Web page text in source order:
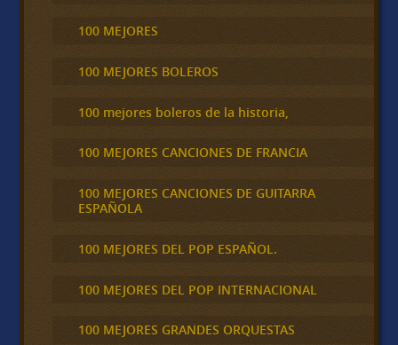
100 MEJORES
100 MEJORES BOLEROS
100 mejores boleros de la historia,
100 MEJORES CANCIONES DE FRANCIA
100 MEJORES CANCIONES DE GUITARRA
ESPAÑOLA
100 MEJORES DEL POP ESPAÑOL.
100 MEJORES DEL POP INTERNACIONAL
100 MEJORES GRANDES ORQUESTAS